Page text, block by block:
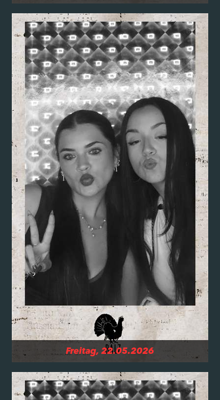
Freitag, 22.05.2026